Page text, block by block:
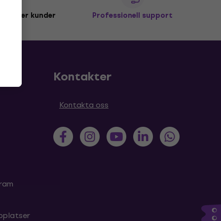
kunder Professionell support
Kontakter
Kontakta oss